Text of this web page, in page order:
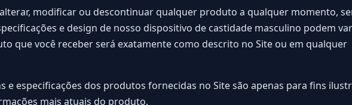
modificar ou descontinuar qualquer produto a qualquer momento,
e design de nosso dispositivo de castidade masculino podem
que você receber será exatamente como descrito no Site ou em qualquer
e especificações dos produtos fornecidas no Site são apenas para fins
mais atuais do produto.